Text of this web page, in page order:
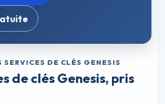
SERVICES DE CLÉS GENESIS
de clés Genesis, pris